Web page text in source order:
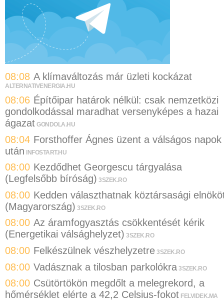
08:08 A klímaváltozás már üzleti kockázat
ALTERNATIVENERGIA.HU
08:06 Építőipar határok nélkül: csak nemzetközi
gondolkodással maradhat versenyképes a hazai
ágazat GONDOLA.HU
08:04 Forsthoffer Ágnes üzent a válságos napok
után INFOSTART.HU
08:00 Kezdődhet Georgescu tárgyalása
(Legfelsőbb bíróság) 3SZEK.RO
08:00 Kedden választhatnak köztársasági
(Magyarország) 3SZEK.RO
08:00 Az áramfogyasztás csökkentését kérik
(Energetikai válsághelyzet) 3SZEK.RO
08:00 Felkészülnek vészhelyzetre 3SZEK.RO
08:00 Vadásznak a tilosban parkolókra 3SZEK.RO
08:00 Csütörtökön megdőlt a melegrekord, a
hőmérséklet elérte a 42,2 Celsius-fokot FELVIDEK.MA